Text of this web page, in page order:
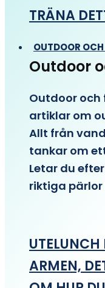
TRÄNA
OUTDOOR
Outdoor
Outdoor och
artiklar om
Allt från
tankar om
Letar du
riktiga pärlor
ARMEN,